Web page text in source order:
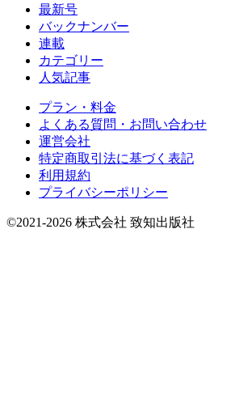
最新号
バックナンバー
連載
カテゴリー
人気記事
プラン・料金
よくある質問・お問い合わせ
運営会社
特定商取引法に基づく表記
利用規約
プライバシーポリシー
©2021-2026 株式会社 致知出版社